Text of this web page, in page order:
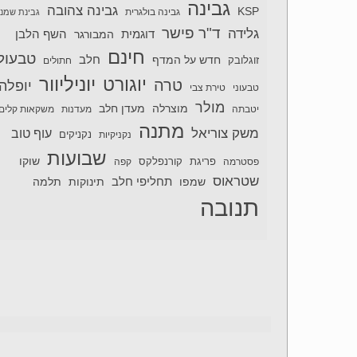
KSP גבינה גבינה בולגרית גבינה צהובה גבינת
גלידה ד"ר פישר דוגמית המבורגר השף הלבן
זוגלובק חדש על המדף חינם חלב חתולים
טבעוני טירת צבי טרה יוגורט יוניליוור
יטבתה מולר מוצרלה מעדן חלב מעדנות משקאות
משק צוריאל מתנה נקניקיות נקניקים עוף טוב
פסטרמה פריגת קורנפלקס קפה שבועות שוקו
שטראוס שמפו תחליפי חלב תינוקות תלמה
תנובה